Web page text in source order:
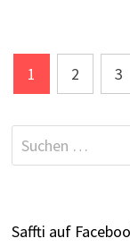
der
Beiträge
1 2 3
Suchen
nach:
Saffti auf